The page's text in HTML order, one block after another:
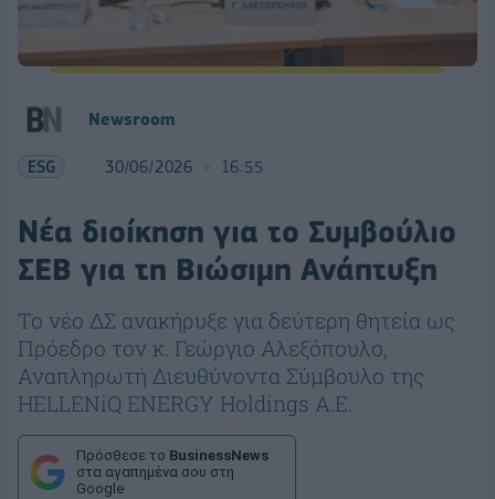
Newsroom
ESG 30/06/2026 16:55
Nέα διοίκηση για το Συμβούλιο
ΣΕΒ για τη Βιώσιμη Ανάπτυξη
Το νέο ΔΣ ανακήρυξε για δεύτερη θητεία ως
Πρόεδρο τον κ. Γεώργιο Αλεξόπουλο,
Αναπληρωτή Διευθύνοντα Σύμβουλο της
HELLENiQ ENERGY Holdings Α.Ε.
Πρόσθεσε το BusinessNews
στα αγαπημένα σου στη
Google